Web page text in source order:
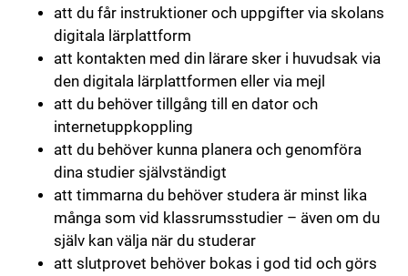
att du får instruktioner och uppgifter via skolans
digitala lärplattform
att kontakten med din lärare sker i huvudsak via
den digitala lärplattformen eller via mejl
att du behöver tillgång till en dator och
internetuppkoppling
att du behöver kunna planera och genomföra
dina studier självständigt
att timmarna du behöver studera är minst lika
många som vid klassrumsstudier – även om du
själv kan välja när du studerar
att slutprovet behöver bokas i god tid och görs